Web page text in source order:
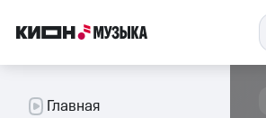
Главная